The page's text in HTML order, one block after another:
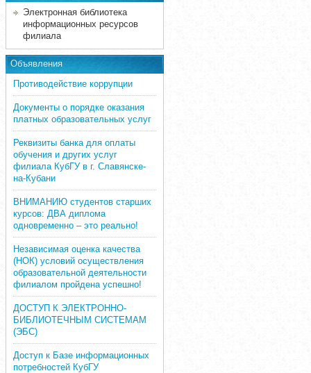
Электронная библиотека
информационных ресурсов
филиала
Объявления
Противодействие коррупции
Документы о порядке оказания
платных образовательных услуг
Реквизиты банка для оплаты
обучения и других услуг
филиала КубГУ в г. Славянске-
на-Кубани
ВНИМАНИЮ студентов старших
курсов: ДВА диплома
одновременно – это реально!
Независимая оценка качества
(НОК) условий осуществления
образовательной деятельности
филиалом пройдена успешно!
ДОСТУП К ЭЛЕКТРОННО-
БИБЛИОТЕЧНЫМ СИСТЕМАМ
(ЭБС)
Доступ к Базе информационных
потребностей КубГУ